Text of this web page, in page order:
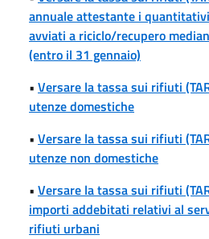
annuale attestante i
avviati a riciclo/recupero
(entro il 31 gennaio)
• Versare la tassa sui rifiuti
utenze domestiche
• Versare la tassa sui rifiuti
utenze non domestiche
• Versare la tassa sui rifiuti
importi addebitati relativi al
rifiuti urbani